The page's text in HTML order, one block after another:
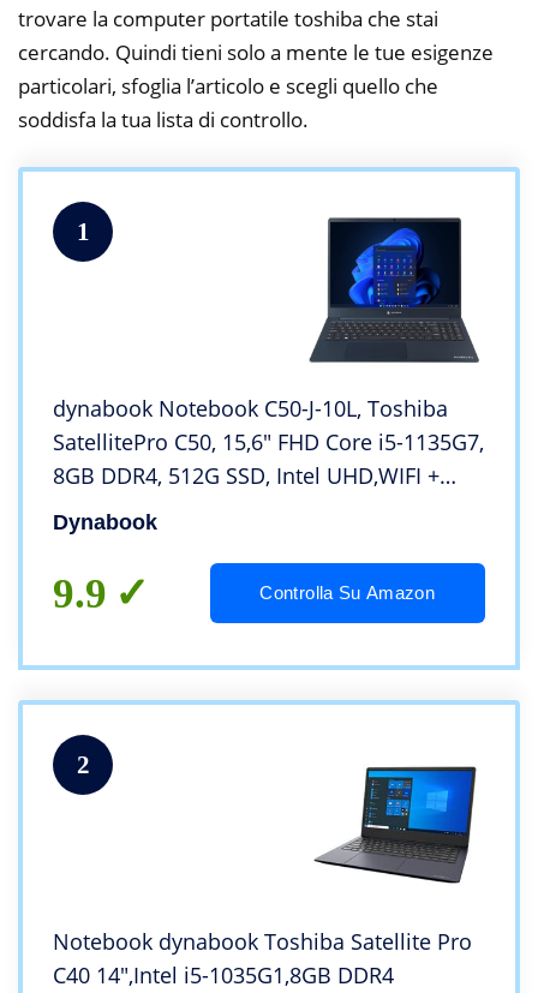
trovare la computer portatile toshiba che stai
cercando. Quindi tieni solo a mente le tue esigenze
particolari, sfoglia l’articolo e scegli quello che
soddisfa la tua lista di controllo.
1
dynabook Notebook C50-J-10L, Toshiba
SatellitePro C50, 15,6″ FHD Core i5-1135G7,
8GB DDR4, 512G SSD, Intel UHD,WIFI +
BT5, Vernice Antibatterica, Windows 11
Home, Colore: Dark Blue
Dynabook
9.9 Controlla Su Amazon
2
Notebook dynabook Toshiba Satellite Pro
C40 14″,Intel i5-1035G1,8GB DDR4